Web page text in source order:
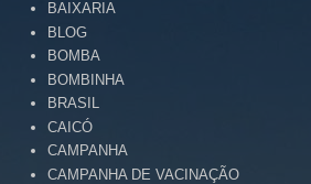
BAIXARIA
BLOG
BOMBA
BOMBINHA
BRASIL
CAICÓ
CAMPANHA
CAMPANHA DE VACINAÇÃO